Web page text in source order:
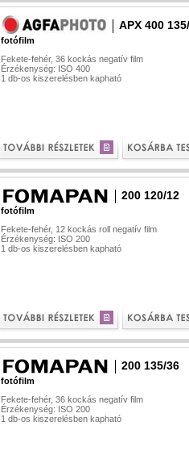
APX 400
fotófilm
Fekete-fehér, 36 kockás negatív film
Érzékenység: ISO 400
1 db-os kiszerelésben kapható
200 120/12
fotófilm
Fekete-fehér, 12 kockás roll negatív film
Érzékenység: ISO 200
1 db-os kiszerelésben kapható
200 135/36
fotófilm
Fekete-fehér, 36 kockás negatív film
Érzékenység: ISO 200
1 db-os kiszerelésben kapható